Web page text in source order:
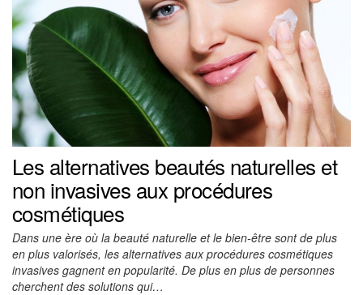
Les alternatives beautés naturelles et
non invasives aux procédures
cosmétiques
Dans une ère où la beauté naturelle et le bien-être sont de plus
en plus valorisés, les alternatives aux procédures cosmétiques
invasives gagnent en popularité. De plus en plus de personnes
cherchent des solutions qui…